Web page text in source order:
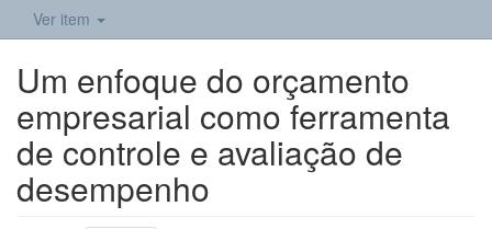
Ver item
Um enfoque do orçamento
empresarial como ferramenta
de controle e avaliação de
desempenho